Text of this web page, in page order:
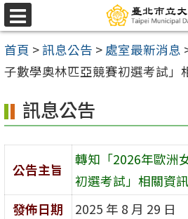
跳
至
主
要
容
區
選
單
首頁 >訊息公告 > 處室最新消息
子數學奧林匹亞競賽初選考試」
訊息公告
公告主旨
轉知「2026年歐洲
初選考試」相關資
發佈日期
2025 年 8 月 29 日